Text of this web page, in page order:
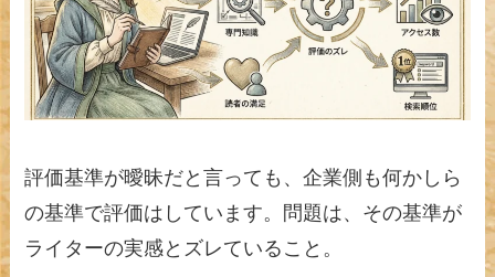
評価基準が曖昧だと言っても、企業側も何かしら
の基準で評価はしています。問題は、その基準が
ライターの実感とズレていること。